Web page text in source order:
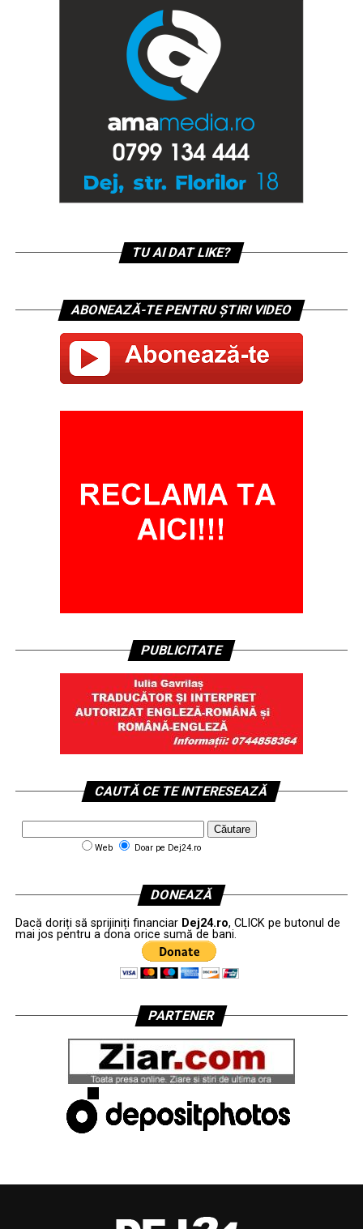
TU AI DAT LIKE?
ABONEAZĂ-TE PENTRU ȘTIRI VIDEO
PUBLICITATE
CAUTĂ CE TE INTERESEAZĂ
Web Doar pe Dej24.ro
DONEAZĂ
Dacă doriți să sprijiniți financiar Dej24.ro, CLICK pe butonul de
mai jos pentru a dona orice sumă de bani.
PARTENER